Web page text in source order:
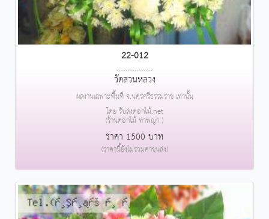
22-012
....................
วัดสวนหลวง
ผลงานเฉพาะพื้นที่ จ.นครศรีธรรมราช เท่านั้น
โดย รับส่งดอกไม้.net
(ร้านดอกไม้ ท่าพญา )
ราคา 1500 บาท
(ราคานี้ยังไม่รวมค่าขนส่ง)